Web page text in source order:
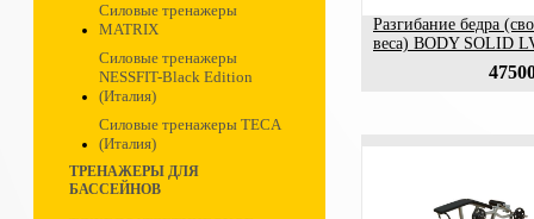
Силовые тренажеры
MATRIX
Силовые тренажеры
NESSFIT-Black Edition
(Италия)
Силовые тренажеры TECA
(Италия)
ТРЕНАЖЕРЫ ДЛЯ
БАССЕЙНОВ
Разгибание бедра
веса) BODY SOLID